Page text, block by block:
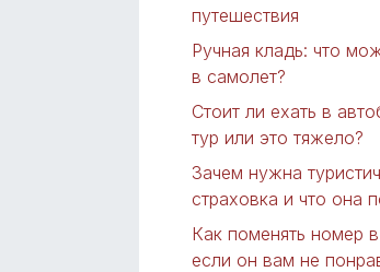
путешествия
Ручная кладь: что
в самолет?
Стоит ли ехать в
тур или это тяжело?
Зачем нужна
страховка и что она
Как поменять номер
если он вам не